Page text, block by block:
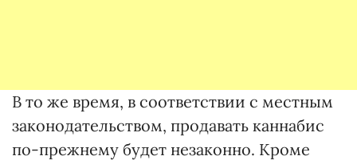
В то же время, в соответствии с местным
законодательством, продавать каннабис
по-прежнему будет незаконно. Кроме